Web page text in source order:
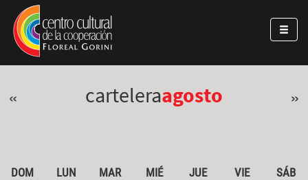
Pasar al contenido principal
Jump to main content
« carteleraagosto »
DOM LUN MAR MIÉ JUE VIE
SÁB